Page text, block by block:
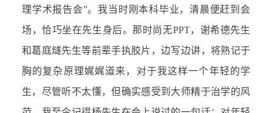
理学术报告会”。我当时刚本科毕业，清晨便赶到会
场，恰巧坐在先生身后。那时尚无PPT，谢希德先生
和葛庭燧先生等前辈手执胶片，边写边讲，将熟记于
胸的复杂原理娓娓道来，对于我这样一个年轻的学
生，尽管听不太懂，但确实感受到大师精于治学的风